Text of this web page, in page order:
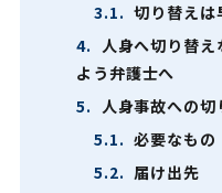
3.1. 切り替えは
4. 人身へ切り替
よう弁護士へ
5. 人身事故への切
5.1. 必要なもの
5.2. 届け出先